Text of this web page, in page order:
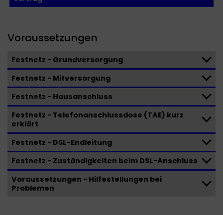
Voraussetzungen
Festnetz - Grundversorgung
Festnetz - Mitversorgung
Festnetz - Hausanschluss
Festnetz - Telefonanschlussdose (TAE) kurz
erklärt
Festnetz - DSL-Endleitung
Festnetz - Zuständigkeiten beim DSL-Anschluss
Voraussetzungen - Hilfestellungen bei
Problemen